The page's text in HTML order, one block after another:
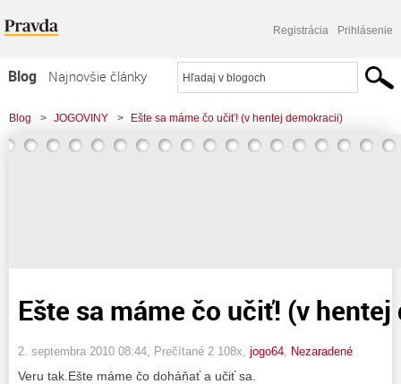
Registrácia Prihlásenie
Blog
Najnovšie články
Najčítanejšie články
Najkomentovanejšie články
Blog > JOGOVINY > Ešte sa máme čo učiť! (v hentej demokracii)
Ešte sa máme čo učiť! (v
2. septembra 2010 08:44 , Prečítané 2 108x, jogo64 Nezaradené
Veru tak.Ešte máme čo doháňať a učiť sa.